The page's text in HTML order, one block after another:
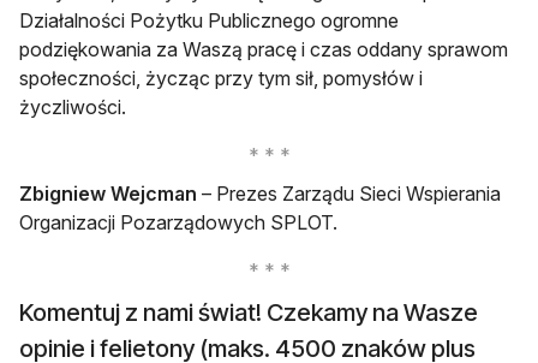
Działalności Pożytku Publicznego ogromne
podziękowania za Waszą pracę i czas oddany sprawom
społeczności, życząc przy tym sił, pomysłów i
życzliwości.
Zbigniew Wejcman – Prezes Zarządu Sieci Wspierania
Organizacji Pozarządowych SPLOT.
Komentuj z nami świat! Czekamy na Wasze
opinie i felietony (maks. 4500 znaków plus